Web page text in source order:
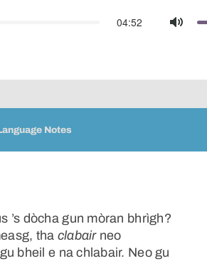
04:52
Mute
Notes
’s dòcha gun mòran bhrìgh?
tha clabairneo
bheil e na chlabair. Neo gu